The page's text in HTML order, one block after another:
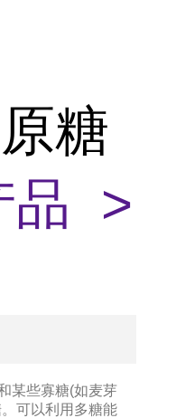
糖
品 >
某些寡糖(如麦芽
可以利用多糖能